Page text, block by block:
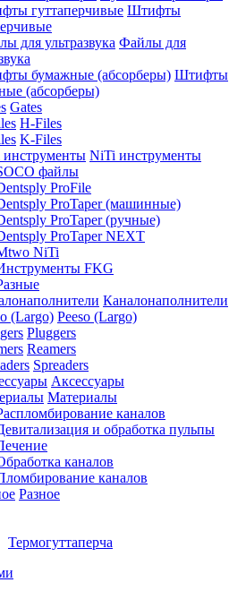
Штифты
Файлы для
Штифты
(абсорберы)
Gates
H-Files
K-Files
NiTi инструменты
файлы
ProFile
ProTaper (машинные)
ProTaper (ручные)
ProTaper NEXT
NiTi
FKG
Каналонаполнители
Peeso (Largo)
Pluggers
Reamers
Spreaders
Аксессуары
Материалы
каналов
и обработка пульпы
каналов
каналов
Разное
Термогуттаперча